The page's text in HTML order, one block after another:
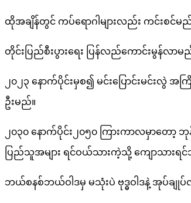
ခု
သ
ဖု
က
ထိုအချိန်တွင် ကပ်ရောဂါများလည်း ကင်းစင်မ
တိုင်းပြည်စီးပွားရေး ပြန်လည်ကောင်းမွန်လာ
၂၀၂၃ နောက်ပိုင်းမှစ၍ မင်းပြောင်းမင်
ဦးမည်။
၂၀၃၀ နောက်ပိုင်း၂၀၅၀ ကြားကာလမှာတော့
ပြည်သူအများ ရင်ဝယ်သားကဲ့သို့ ကျောသားရင်
ဘယ်စနစ်ဘယ်ဝါဒမှ မသုံးပဲ ဗုဒ္ဓဝါဒနဲ့ အုပ်ခ